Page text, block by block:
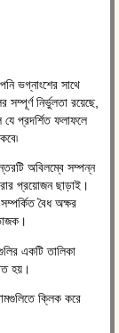
ভগ্নাংশের সাথে
নির্ভুলতা রয়েছে,
প্রদর্শিত ফলাফলে
অবিলম্বে সম্পন্ন
প্রয়োজন ছাড়াই।
বৈধ অক্ষর
একটি তালিকা
হয়।
ক্লিক করে